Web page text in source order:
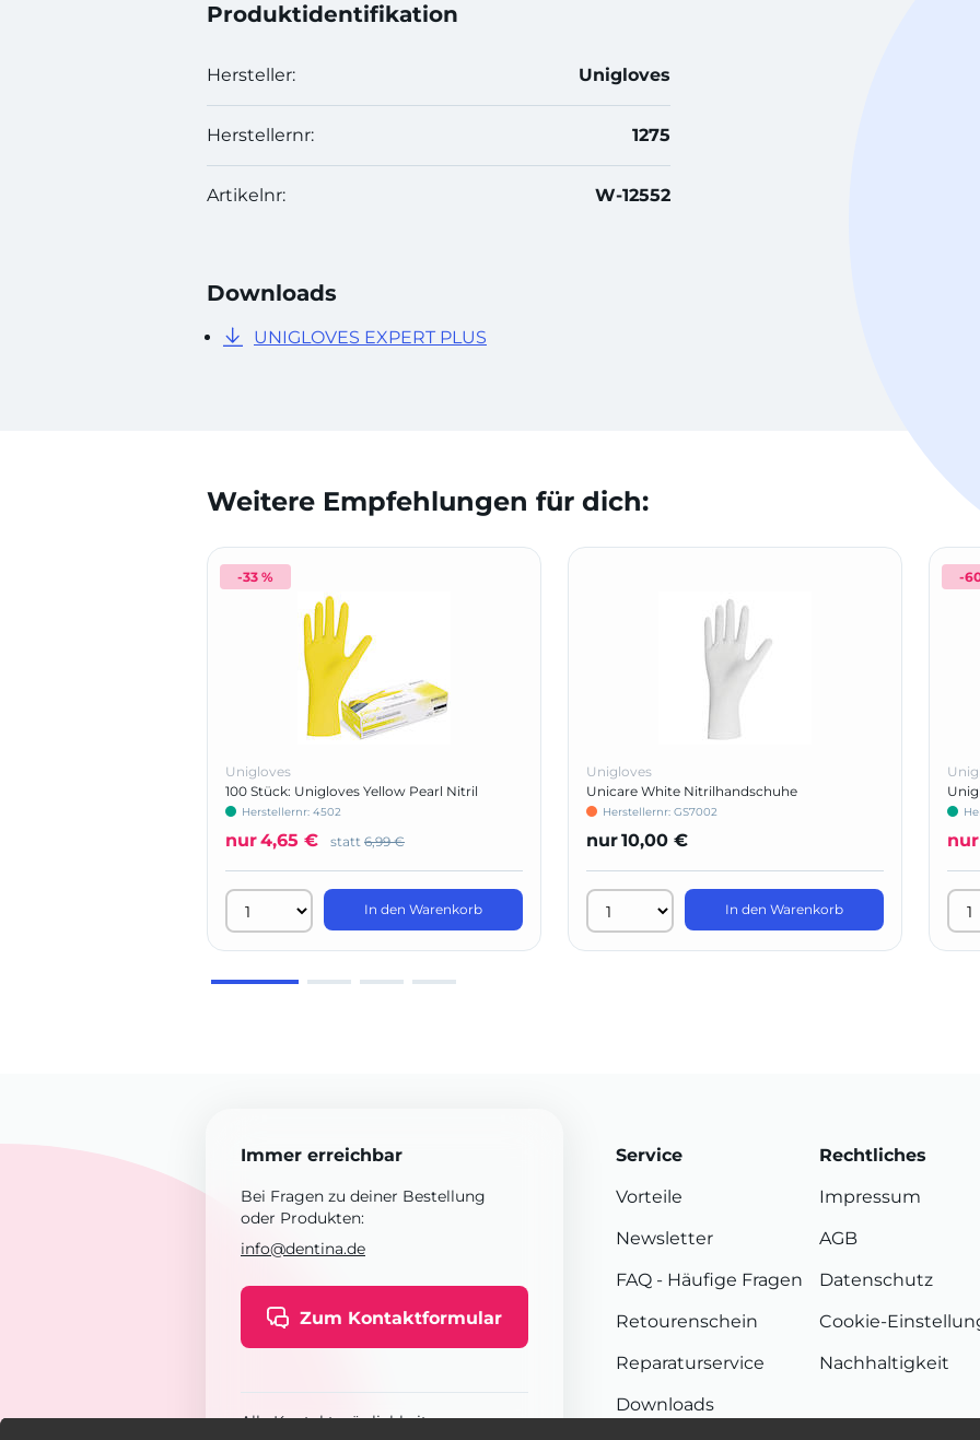
Produktidentifikation
Hersteller: Unigloves
Herstellernr: 1275
Artikelnr: W-12552
Downloads
UNIGLOVES EXPERT PLUS
Weitere Empfehlungen für dich:
-33 %
Unigloves
100 Stück: Unigloves Yellow Pearl Nitril
Herstellernr: 4502
nur4,65 € statt 6,99 €
In den Warenkorb
Unigloves
Unicare White Nitrilhandschuhe
Herstellernr: GS7002
nur10,00 €
In den Warenkorb
-
nur
Immer erreichbar
Bei Fragen zu deiner Bestellung
oder Produkten:
info@dentina.de
Zum Kontaktformular
Alle Kontaktmöglichkeiten
Service
Vorteile
Newsletter
FAQ - Häufige Fragen
Retourenschein
Reparaturservice
Downloads
Rechtliches
Impressum
AGB
Datenschutz
Cookie-
Nachhaltigkeit